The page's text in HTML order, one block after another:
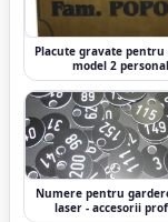
Placute gravate
model 2
Numere pentru
laser - accesorii